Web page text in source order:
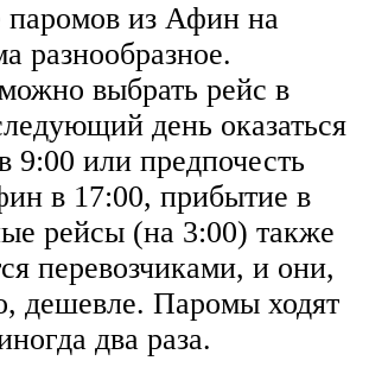
паромов из Афин на
разнообразное.
выбрать рейс в
день оказаться
9:00 или предпочесть
в 17:00, прибытие в
рейсы (на 3:00) также
перевозчиками, и они,
дешевле. Паромы ходят
два раза.